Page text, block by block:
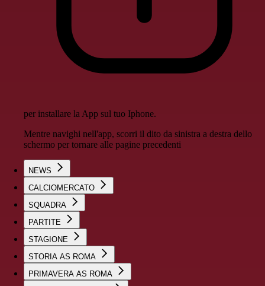
per installare la App sul tuo Iphone.
Mentre navighi nell'app, scorri il dito da sinistra a destra dello
schermo per tornare alle pagine precedenti
NEWS
CALCIOMERCATO
SQUADRA
PARTITE
STAGIONE
STORIA AS ROMA
PRIMAVERA AS ROMA